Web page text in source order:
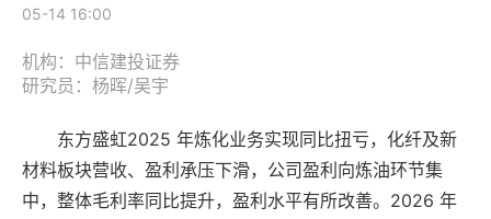
05-14 16:00
机构：中信建投证券
研究员：杨晖/吴宇
东方盛虹2025 年炼化业务实现同比扭亏，化纤及新
材料板块营收、盈利承压下滑，公司盈利向炼油环节集
中，整体毛利率同比提升，盈利水平有所改善。2026 年